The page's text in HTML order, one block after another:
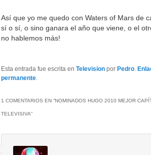
Así que yo me quedo con Waters of Mars de
sí o sí, o sino ganara el año que viene, o el
no hablemos más!
Esta entrada fue escrita enTelevision por Pedro.
permanente.
1 COMENTARIOS EN “NOMINADOS HUGO 2010 MEJOR
TELEVISIVA”